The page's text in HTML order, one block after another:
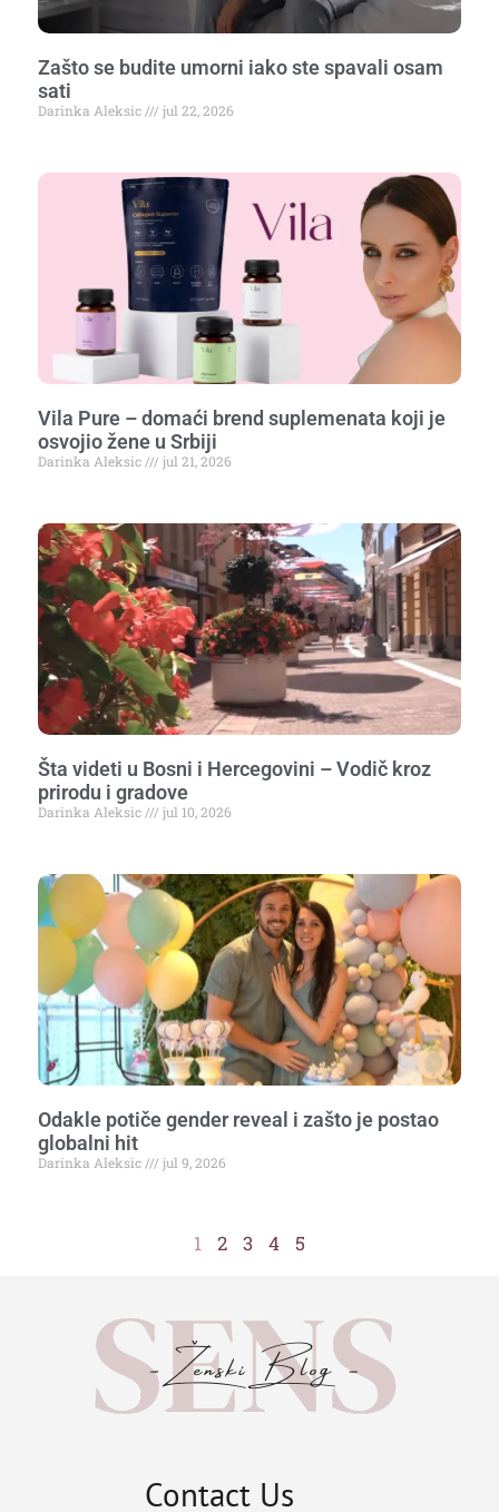
Zašto se budite umorni iako ste spavali osam
sati
Darinka Aleksic jul 22, 2026
Vila Pure – domaći brend suplemenata koji je
osvojio žene u Srbiji
Darinka Aleksic jul 21, 2026
Šta videti u Bosni i Hercegovini – Vodič kroz
prirodu i gradove
Darinka Aleksic jul 10, 2026
Odakle potiče gender reveal i zašto je postao
globalni hit
Darinka Aleksic jul 9, 2026
1 2 3 4 5
Contact Us